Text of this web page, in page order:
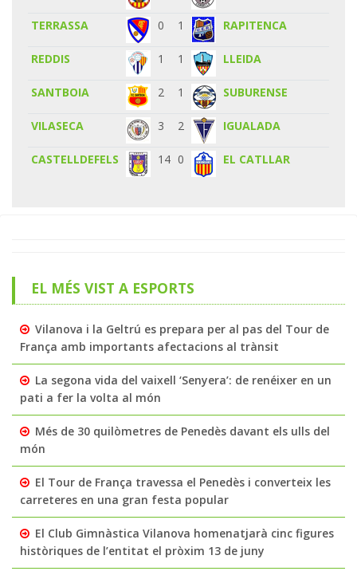
TERRASSA 0 1 RAPITENCA
REDDIS 1 1 LLEIDA
SANTBOIA 2 1 SUBURENSE
VILASECA 3 2 IGUALADA
CASTELLDEFELS 14 0 EL CATLLAR
EL MÉS VIST A ESPORTS
Vilanova i la Geltrú es prepara per al pas del Tour de
França amb importants afectacions al trànsit
La segona vida del vaixell ‘Senyera’: de renéixer en un
pati a fer la volta al món
Més de 30 quilòmetres de Penedès davant els ulls del
món
El Tour de França travessa el Penedès i converteix les
carreteres en una gran festa popular
El Club Gimnàstica Vilanova homenatjarà cinc figures
històriques de l’entitat el pròxim 13 de juny